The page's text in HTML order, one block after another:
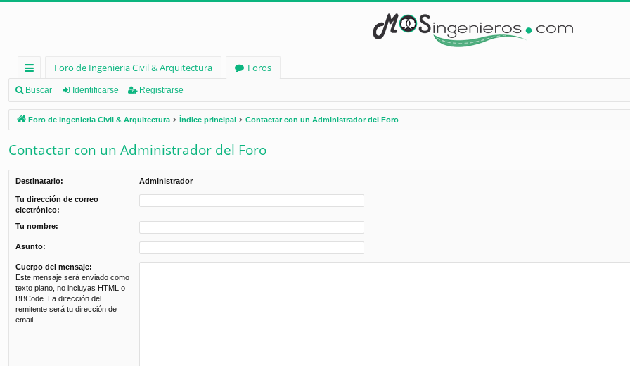
nl
ac
es
rá
pi
d
Foro de Ingenieria Civil & Arquitectura
Foros
Buscar Identificarse Registrarse
Foro de Ingenieria Civil & Arquitectura Índice principal Contactar con un Administrador del Foro
Contactar con un Administrador del Foro
Destinatario: Administrador
Tu dirección de correo
electrónico:
Tu nombre:
Asunto:
Cuerpo del mensaje:
Este mensaje será enviado como
texto plano, no incluyas HTML o
BBCode. La dirección del
remitente será tu dirección de
email.